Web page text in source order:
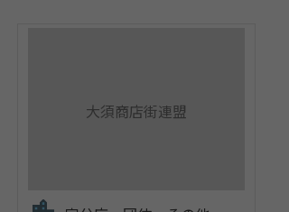
大須商店街連盟